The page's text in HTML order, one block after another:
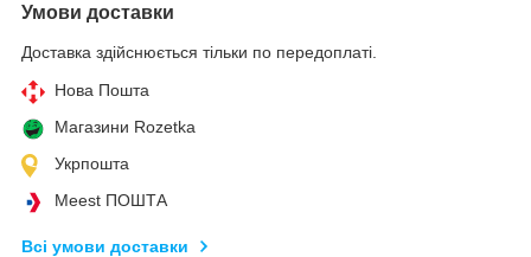
Умови доставки
Доставка здійснюється тільки по передоплаті.
Нова Пошта
Магазини Rozetka
Укрпошта
Meest ПОШТА
Всі умови доставки